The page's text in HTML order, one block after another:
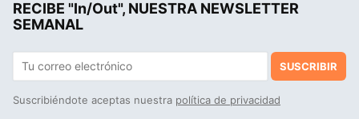
RECIBE "In/Out", NUESTRA NEWSLETTER
SEMANAL
SUSCRIBIR
Suscribiéndote aceptas nuestra política de privacidad